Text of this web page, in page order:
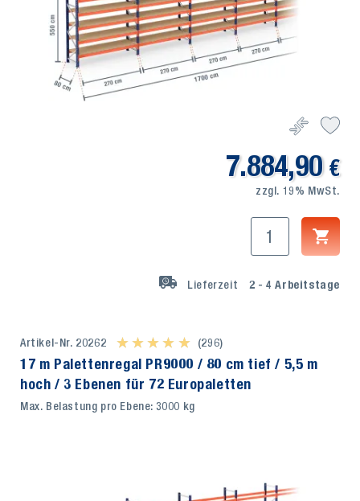
7.884,90 €
zzgl. 19% MwSt.
Lieferzeit 2 - 4 Arbeitstage
Artikel-Nr. 20262 ★ ★ ★ ★ ★
★ ★ ★ ★ ★ (296)
17 m Palettenregal PR9000 / 80 cm tief / 5,5 m
hoch / 3 Ebenen für 72 Europaletten
Max. Belastung pro Ebene: 3000 kg